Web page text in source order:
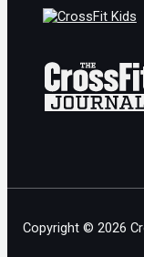
Copyright © 2026